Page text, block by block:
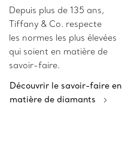
Depuis plus de 135 ans,
Tiffany & Co. respecte
les normes les plus élevées
qui soient en matière de
savoir-faire.
Découvrir le savoir-faire en
matière de diamants